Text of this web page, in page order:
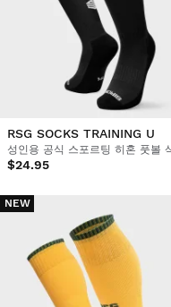
RSG SOCKS TRAINING U
성인용 공식 스포르팅 히혼 풋볼
$24.95
NEW